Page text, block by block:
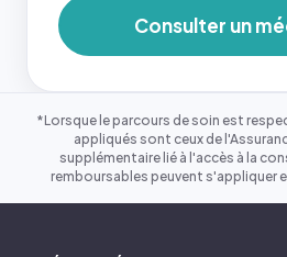
Consulter un
*Lorsque le parcours de soin est
appliqués sont ceux de
supplémentaire lié à l'accès à la
remboursables peuvent s'appliquer